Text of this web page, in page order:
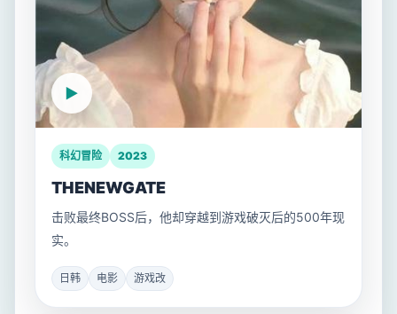
科幻冒险 2023
THENEWGATE
击败最终BOSS后，他却穿越到游戏破灭后的500年现
实。
日韩 电影 游戏改